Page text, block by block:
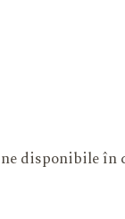
disponibile